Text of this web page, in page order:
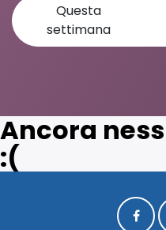
Questa
settimana
Ancora
:(